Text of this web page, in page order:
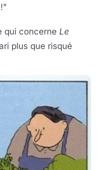
qui concerne Le
plus que risqué